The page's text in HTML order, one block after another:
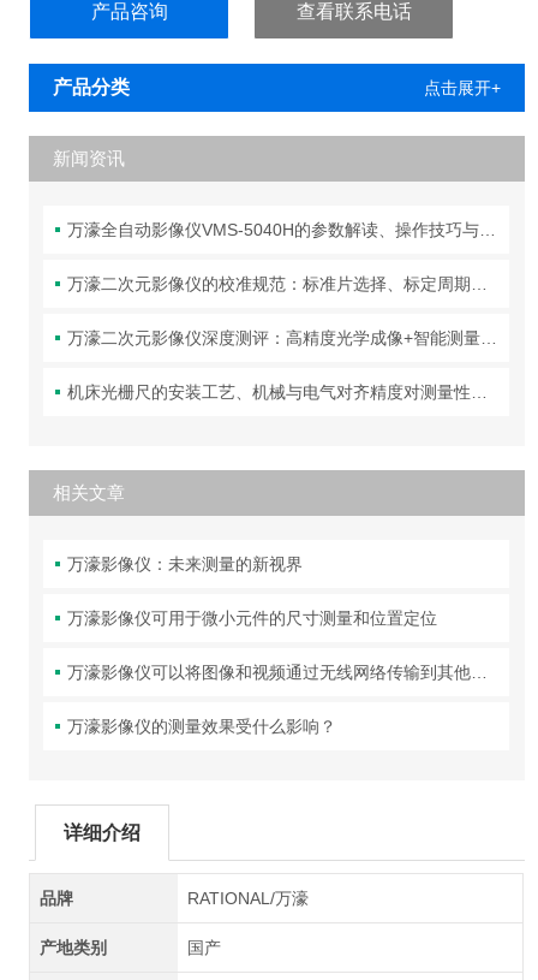
产品咨询 查看联系电话
产品分类 点击展开+
新闻资讯
万濠全自动影像仪VMS-5040H的参数解读、操作技巧与维护全攻略
万濠二次元影像仪的校准规范：标准片选择、标定周期与精度验证方法
万濠二次元影像仪深度测评：高精度光学成像+智能测量，让复杂工件的尺寸检测变得又快又准！
机床光栅尺的安装工艺、机械与电气对齐精度对测量性能的影响分析
相关文章
万濠影像仪：未来测量的新视界
万濠影像仪可用于微小元件的尺寸测量和位置定位
万濠影像仪可以将图像和视频通过无线网络传输到其他设备上
万濠影像仪的测量效果受什么影响？
详细介绍
品牌 RATIONAL/万濠
产地类别 国产